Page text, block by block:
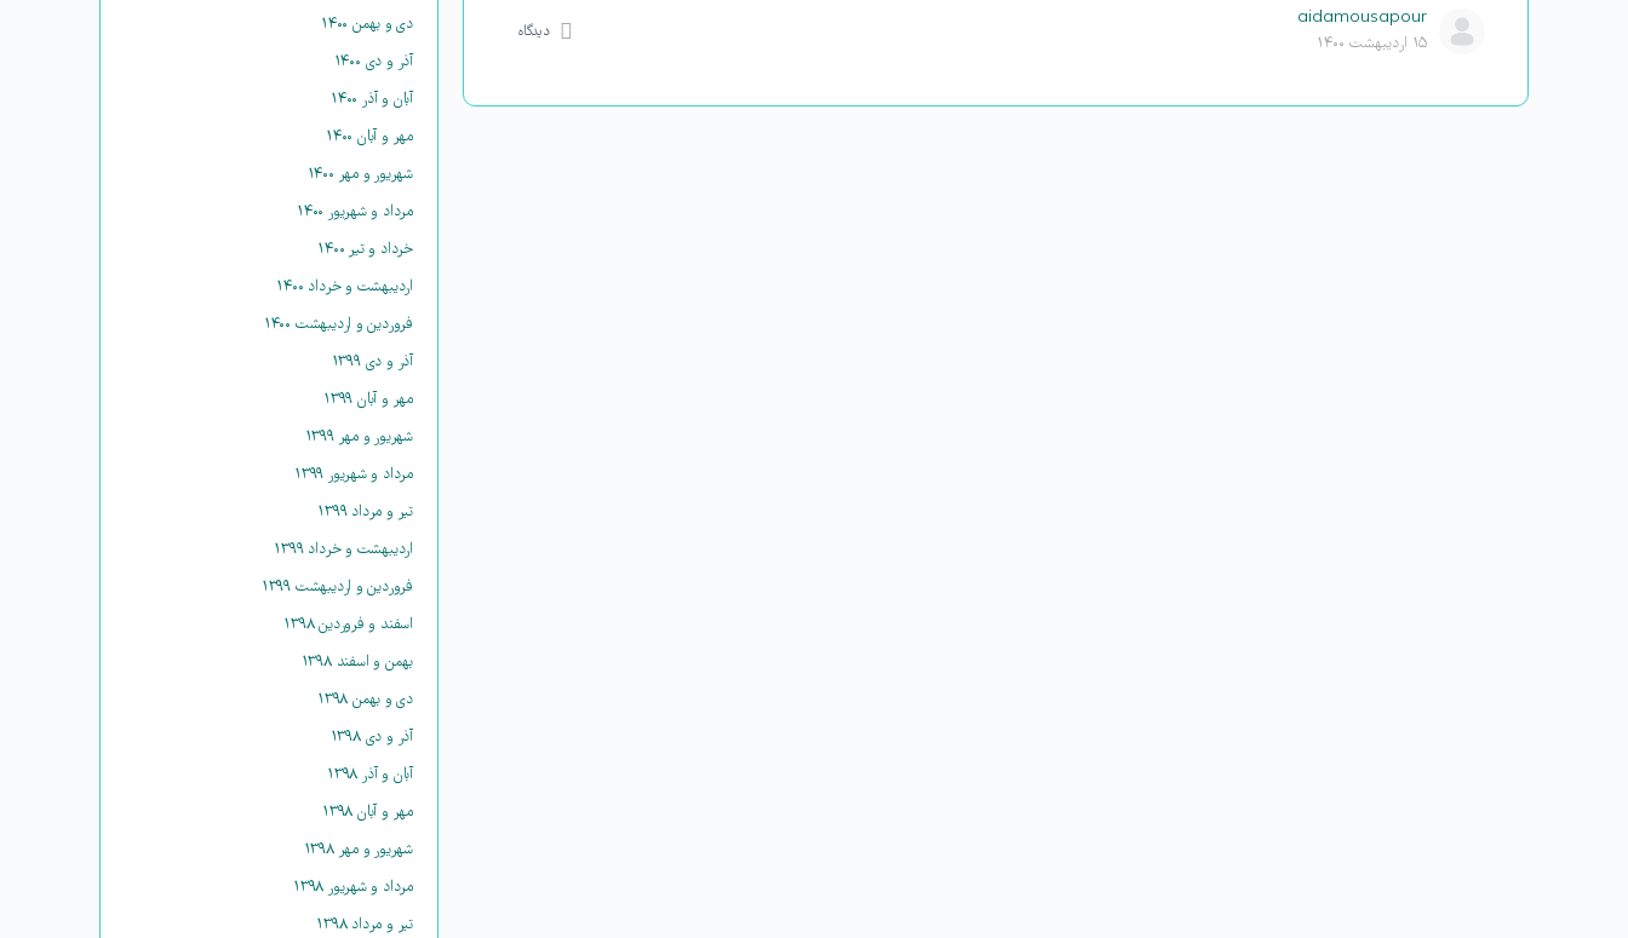
aidamousapour
۱۵ اردیبهشت ۱۴۰۰
دیدگاه
دی و بهمن ۱۴۰۰
آذر و دی ۱۴۰۰
آبان و آذر ۱۴۰۰
مهر و آبان ۱۴۰۰
شهریور و مهر ۱۴۰۰
مرداد و شهریور ۱۴۰۰
خرداد و تیر ۱۴۰۰
اردیبهشت و خرداد ۱۴۰۰
فروردین و اردیبهشت ۱۴۰۰
آذر و دی ۱۳۹۹
مهر و آبان ۱۳۹۹
شهریور و مهر ۱۳۹۹
مرداد و شهریور ۱۳۹۹
تیر و مرداد ۱۳۹۹
اردیبهشت و خرداد ۱۳۹۹
فروردین و اردیبهشت ۱۳۹۹
اسفند و فروردین ۱۳۹۸
بهمن و اسفند ۱۳۹۸
دی و بهمن ۱۳۹۸
آذر و دی ۱۳۹۸
آبان و آذر ۱۳۹۸
مهر و آبان ۱۳۹۸
شهریور و مهر ۱۳۹۸
مرداد و شهریور ۱۳۹۸
تیر و مرداد ۱۳۹۸